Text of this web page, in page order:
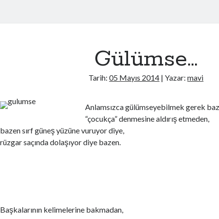
Gülümse…
Tarih:05 Mayıs 2014 | Yazar:mavi
Anlamsızca gülümseyebilmek gerek
“çocukça” denmesine aldırış etmeden,
bazen sırf güneş yüzüne vuruyor diye,
rüzgar saçında dolaşıyor diye bazen.
Başkalarının kelimelerine bakmadan,